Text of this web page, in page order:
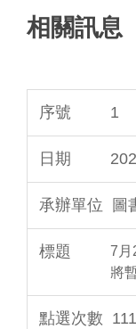
相關訊息
1
圖
7月
將